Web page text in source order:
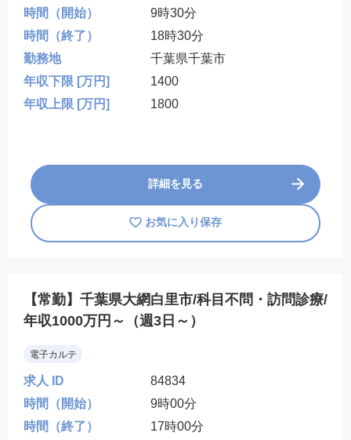
時間（開始）
9時30分
時間（終了）
18時30分
勤務地
千葉県千葉市
年収下限 [万円]
1400
年収上限 [万円]
1800
詳細を見る
お気に入り保存
【常勤】千葉県大網白里市/科目不問・訪問診療/
年収1000万円～（週3日～）
電子カルテ
求人 ID
84834
時間（開始）
9時00分
時間（終了）
17時00分